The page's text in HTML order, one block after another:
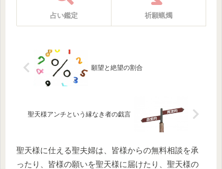
占い鑑定 祈願蝋燭
願望と絶望の割合
聖天様アンチという縁なき者の戯言
聖天様に仕える聖夫婦は、皆様からの無料相談を承
ったり、皆様の願いを聖天様に届けたり、聖天様の